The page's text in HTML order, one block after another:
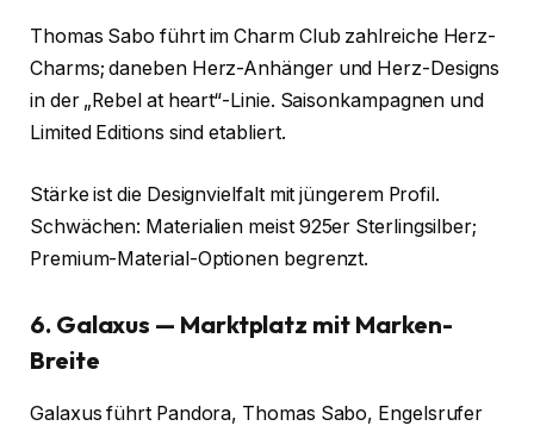
Thomas Sabo führt im Charm Club zahlreiche Herz-
Charms; daneben Herz-Anhänger und Herz-Designs
in der „Rebel at heart“-Linie. Saisonkampagnen und
Limited Editions sind etabliert.
Stärke ist die Designvielfalt mit jüngerem Profil.
Schwächen: Materialien meist 925er Sterlingsilber;
Premium-Material-Optionen begrenzt.
6. Galaxus — Marktplatz mit Marken-
Breite
Galaxus führt Pandora, Thomas Sabo, Engelsrufer